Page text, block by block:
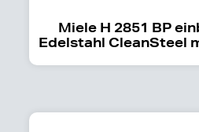
Miele H 2851 BP
Edelstahl CleanSteel